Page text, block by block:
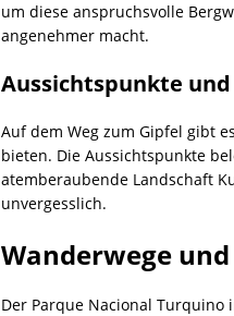
um diese anspruchsvolle
angenehmer macht.
Aussichtspunkte
Auf dem Weg zum Gipfel gibt
bieten. Die Aussichtspunkte
atemberaubende Landschaft
unvergesslich.
Wanderwege
Der Parque Nacional